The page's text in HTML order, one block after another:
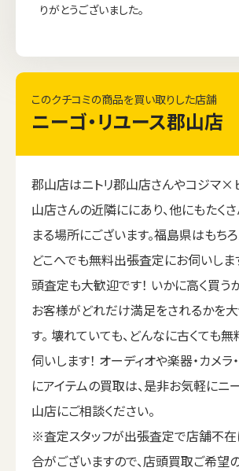
りがとうございました。
このクチコミの商品を買い取りした店舗
ニーゴ・リユース郡山店
郡山店はニトリ郡山店さんやコジマ×
山店さんの近隣ににあり、他にもたく
まる場所にございます。福島県はもち
どこへでも無料出張査定にお伺いしま
頭査定も大歓迎です！ いかに高く買う
お客様がどれだけ満足をされるかを大
す。 壊れていても、どんなに古くても
伺いします！ オーディオや楽器・カメ
にアイテムの買取は、是非お気軽にニ
山店にご相談ください。
※査定スタッフが出張査定で店舗不在
合がございますので、店頭買取ご希望